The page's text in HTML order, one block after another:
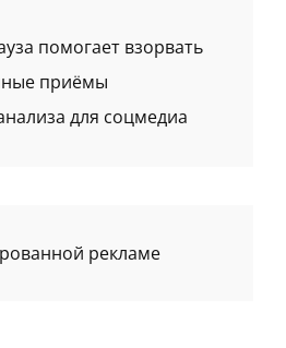
помогает взорвать
приёмы
для соцмедиа
рекламе